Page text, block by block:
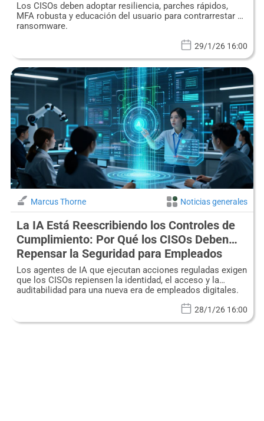
Los CISOs deben adoptar resiliencia, parches rápidos,
MFA robusta y educación del usuario para contrarrestar el
ransomware.
29/1/26 16:00
Marcus Thorne Noticias generales
La IA Está Reescribiendo los Controles de
Cumplimiento: Por Qué los CISOs Deben
Repensar la Seguridad para Empleados
Digitales
Los agentes de IA que ejecutan acciones reguladas exigen
que los CISOs repiensen la identidad, el acceso y la
auditabilidad para una nueva era de empleados digitales.
28/1/26 16:00